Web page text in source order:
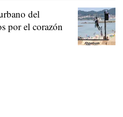
del
por el corazón